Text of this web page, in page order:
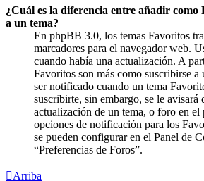
¿Cuál es la diferencia entre añadir
a un tema?
En phpBB 3.0, los temas Favoritos
marcadores para el navegador web.
cuando había una actualización. A
Favoritos son más como suscribirse a
ser notificado cuando un tema
suscribirte, sin embargo, se le avisará
actualización de un tema, o foro en
opciones de notificación para los
se pueden configurar en el Panel de
“Preferencias de Foros”.
Arriba